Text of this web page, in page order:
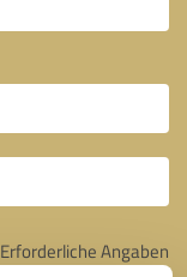
Angaben